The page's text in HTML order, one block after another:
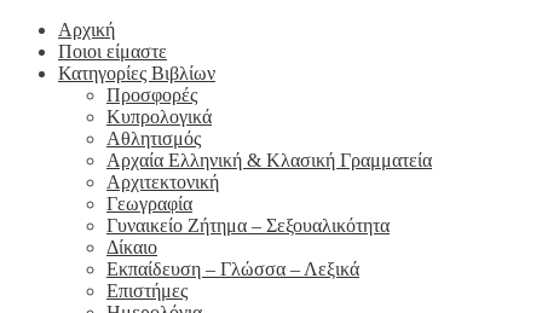
Αρχική
Ποιοι είμαστε
Κατηγορίες Βιβλίων
Προσφορές
Κυπρολογικά
Αθλητισμός
Αρχαία Ελληνική & Κλασική Γραμματεία
Αρχιτεκτονική
Γεωγραφία
Γυναικείο Ζήτημα – Σεξουαλικότητα
Δίκαιο
Εκπαίδευση – Γλώσσα – Λεξικά
Επιστήμες